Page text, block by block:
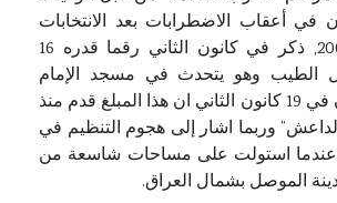
في أعقاب الاضطرابات بعد الانتخابات
الرئاسية عام 2009, ذكر في كانون الثاني رقما قدره 16
الطيب وهو يتحدث في مسجد الإمام
الجواد في طهران في 19 كانون الثاني ان هذا المبلغ قدم منذ
لداعش” وربما اشار إلى هجوم التنظيم في
عندما استولت على مساحات شاسعة من
الموصل بشمال العراق.